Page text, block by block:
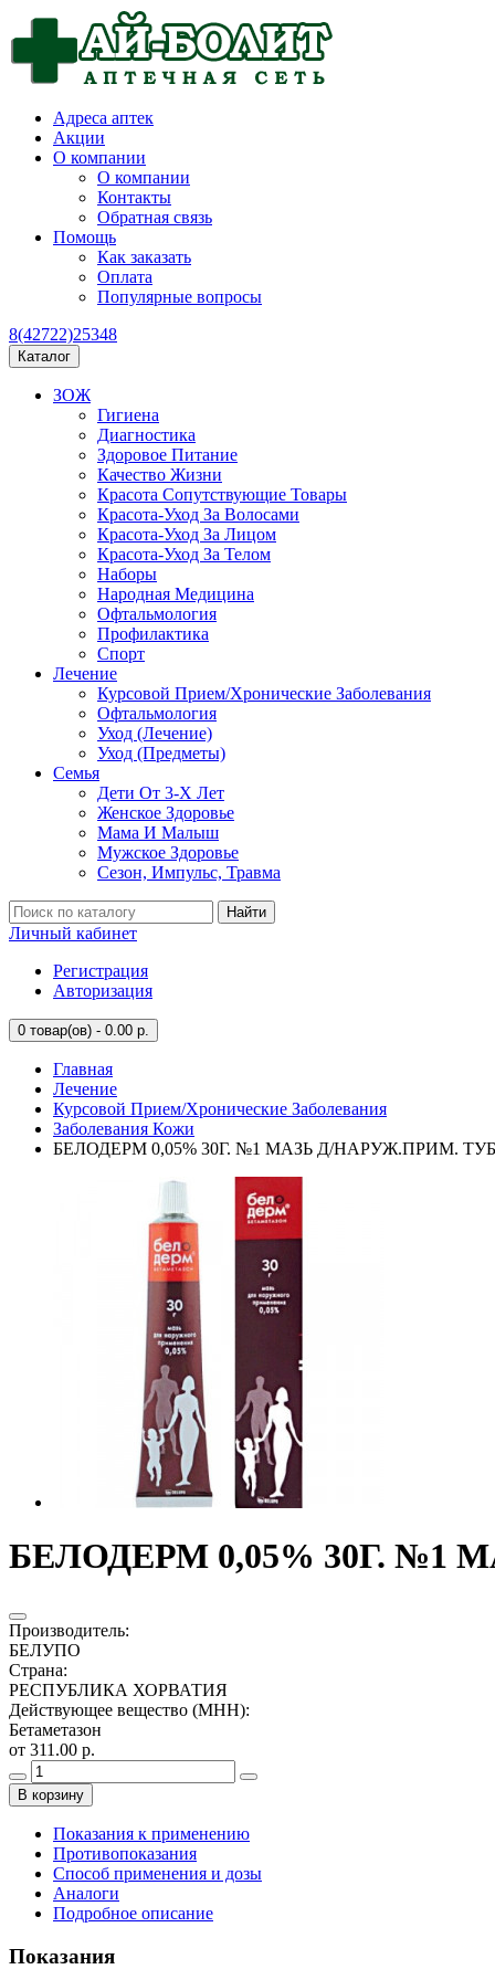
Адреса аптек
Акции
О компании
О компании
Контакты
Обратная связь
Помощь
Как заказать
Оплата
Популярные вопросы
8(42722)25348
Каталог
ЗОЖ
Гигиена
Диагностика
Здоровое Питание
Качество Жизни
Красота Сопутствующие Товары
Красота-Уход За Волосами
Красота-Уход За Лицом
Красота-Уход За Телом
Наборы
Народная Медицина
Офтальмология
Профилактика
Спорт
Лечение
Курсовой Прием/Хронические Заболевания
Офтальмология
Уход (Лечение)
Уход (Предметы)
Семья
Дети От 3-Х Лет
Женское Здоровье
Мама И Малыш
Мужское Здоровье
Сезон, Импульс, Травма
Найти
Личный кабинет
Регистрация
Авторизация
0 товар(ов) - 0.00 р.
Главная
Лечение
Курсовой Прием/Хронические Заболевания
Заболевания Кожи
БЕЛОДЕРМ 0,05% 30Г. №1 МАЗЬ Д/НАРУЖ.ПРИМ.
БЕЛОДЕРМ 0,05% 30Г.
Производитель:
БЕЛУПО
Страна:
РЕСПУБЛИКА ХОРВАТИЯ
Действующее вещество (МНН):
Бетаметазон
от 311.00 р.
В корзину
Показания к применению
Противопоказания
Способ применения и дозы
Аналоги
Подробное описание
Показания